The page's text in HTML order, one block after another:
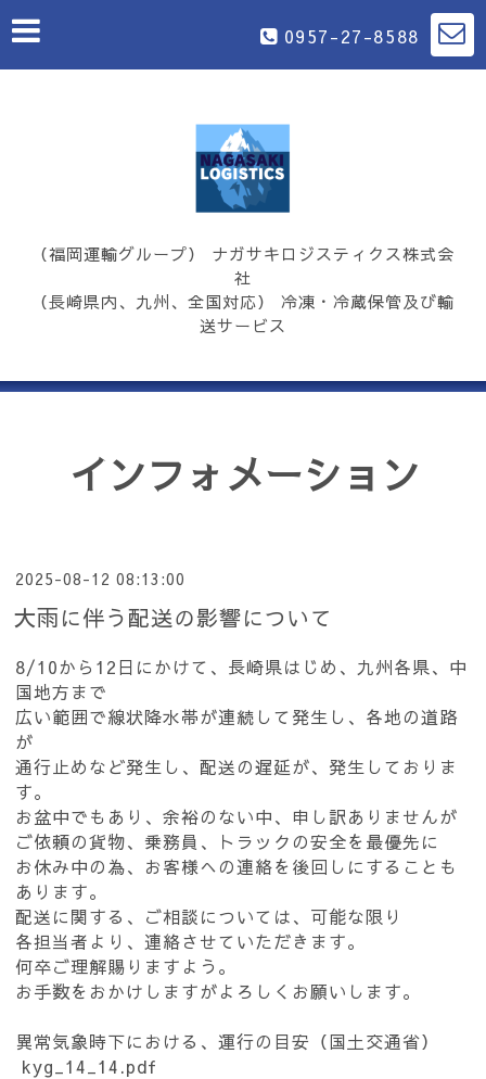
0957-27-8588
（福岡運輸グループ） ナガサキロジスティクス株式会
社
（長崎県内、九州、全国対応） 冷凍・冷蔵保管及び輸
送サービス
インフォメーション
2025-08-12 08:13:00
大雨に伴う配送の影響について
8/10から12日にかけて、長崎県はじめ、九州各県、中
国地方まで
広い範囲で線状降水帯が連続して発生し、各地の道路
が
通行止めなど発生し、配送の遅延が、発生しておりま
す。
お盆中でもあり、余裕のない中、申し訳ありませんが
ご依頼の貨物、乗務員、トラックの安全を最優先に
お休み中の為、お客様への連絡を後回しにすることも
あります。
配送に関する、ご相談については、可能な限り
各担当者より、連絡させていただきます。
何卒ご理解賜りますよう。
お手数をおかけしますがよろしくお願いします。
異常気象時下における、運行の目安（国土交通省）
kyg_14_14.pdf